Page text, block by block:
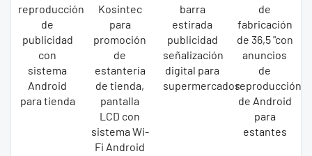
reproducción
de
publicidad
con
sistema
Android
para tienda
Kosintec
para
promoción
de
estantería
de tienda,
pantalla
LCD con
sistema Wi-
Fi Android
barra
estirada
publicidad
señalización
digital para
supermercados
de
fabricación
de 36,5 "con
anuncios
de
reproducción
de Android
para
estantes